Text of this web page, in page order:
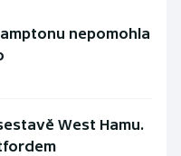
nepomohla
West Hamu.